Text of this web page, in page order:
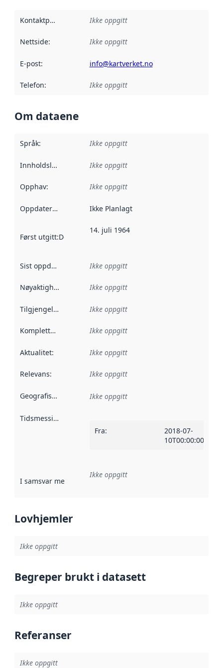
Kontaktpunkt Ikke oppgitt
Nettside: Ikke oppgitt
E-post: info@kartverket.no
Telefon: Ikke oppgitt
Om dataene
Språk: Ikke oppgitt
Innholdsleverandører :
Ikke oppgitt
Opphav: Ikke oppgitt
Oppdateringsfrekvens :
Ikke Planlagt
Først utgitt:Denne datoen sier når dataene i dette
14. juli 1964
Sist oppdatert Ikke oppgitt
Nøyaktighet Ikke oppgitt
Tilgjengelighet Ikke oppgitt
Kompletthet Ikke oppgitt
Aktualitet: Ikke oppgitt
Relevans: Ikke oppgitt
Geografisk avgrensning :
Ikke oppgitt
Tidsmessig avgrensning
Fra:
2018-07-
10T00:00:00Z
I samsvar med Referanse til en implementasjonsregel
Ikke oppgitt
Lovhjemler
Ikke oppgitt
Begreper brukt i datasett
Ikke oppgitt
Referanser
Ikke oppgitt